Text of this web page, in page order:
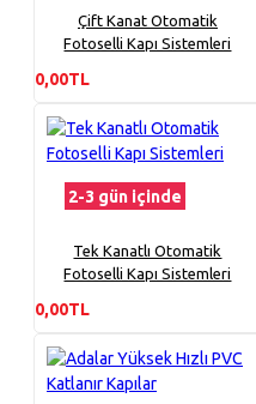
Çift Kanat Otomatik
Fotoselli Kapı Sistemleri
0,00TL
2-3 gün içinde
Tek Kanatlı Otomatik
Fotoselli Kapı Sistemleri
0,00TL